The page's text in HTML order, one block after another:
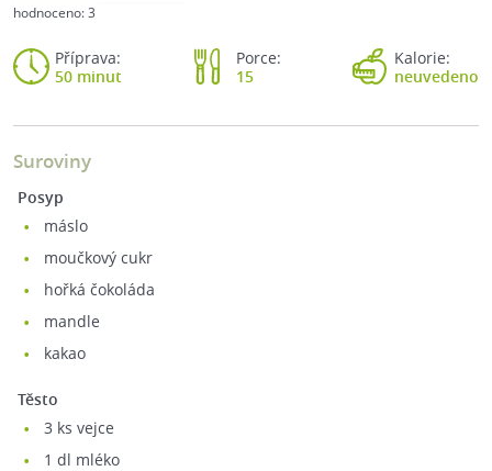
hodnoceno:3
Příprava:
50 minut
Porce:
15
Kalorie:
neuvedeno
Suroviny
Posyp
máslo
moučkový cukr
hořká čokoláda
mandle
kakao
Těsto
3 ks vejce
1 dl mléko